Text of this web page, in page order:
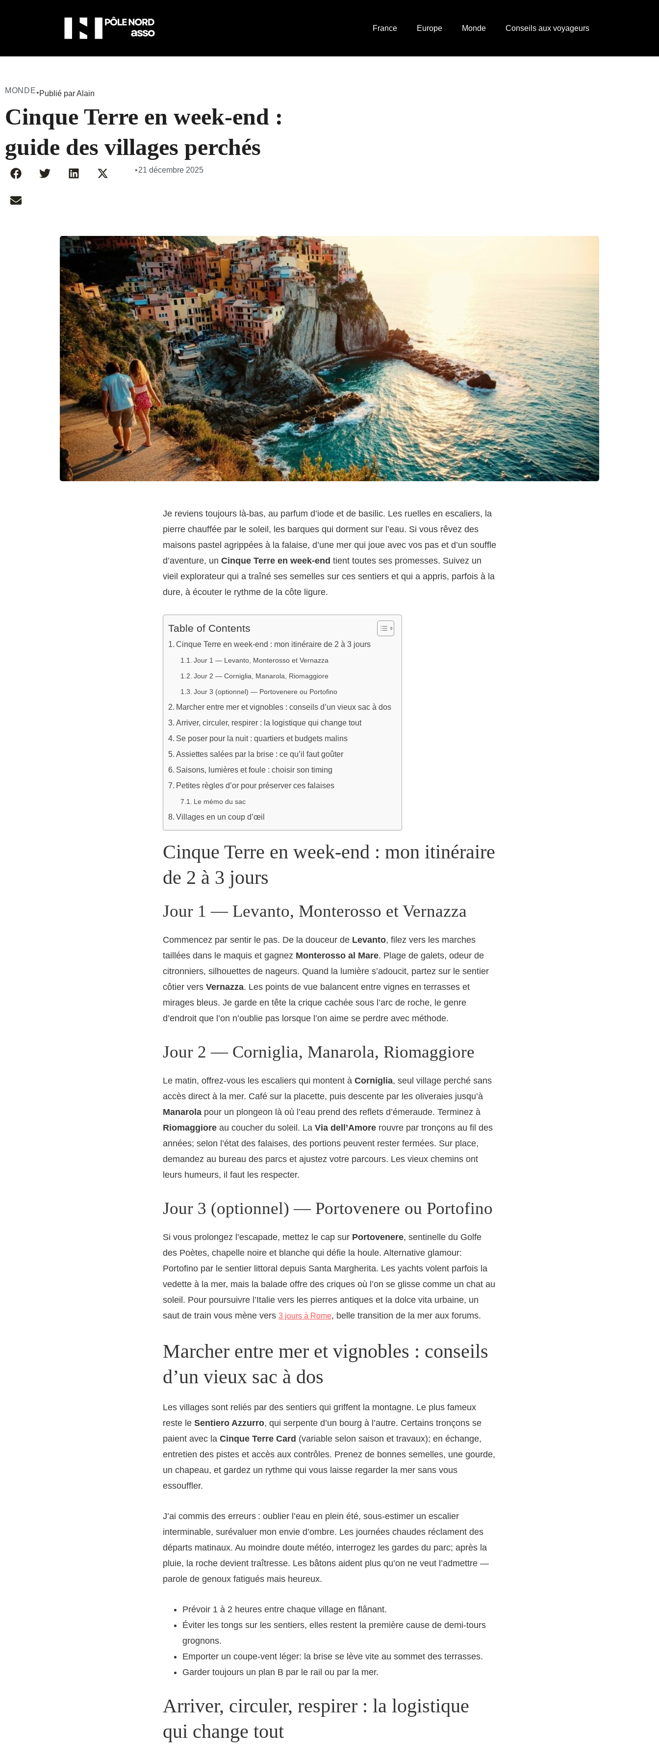
France Europe Monde Conseils aux voyageurs
MONDE•Publié par Alain
Cinque Terre en week-end :
guide des villages perchés
•21 décembre 2025
Je reviens toujours là-bas, au parfum d’iode et de basilic. Les ruelles en escaliers, la
pierre chauffée par le soleil, les barques qui dorment sur l’eau. Si vous rêvez des
maisons pastel agrippées à la falaise, d’une mer qui joue avec vos pas et d’un souffle
d’aventure, un Cinque Terre en week-end tient toutes ses promesses. Suivez un
vieil explorateur qui a traîné ses semelles sur ces sentiers et qui a appris, parfois à la
dure, à écouter le rythme de la côte ligure.
Table of Contents
Cinque Terre en week-end : mon itinéraire de 2 à 3 jours
Jour 1 — Levanto, Monterosso et Vernazza
Jour 2 — Corniglia, Manarola, Riomaggiore
Jour 3 (optionnel) — Portovenere ou Portofino
Marcher entre mer et vignobles : conseils d’un vieux sac à dos
Arriver, circuler, respirer : la logistique qui change tout
Se poser pour la nuit : quartiers et budgets malins
Assiettes salées par la brise : ce qu’il faut goûter
Saisons, lumières et foule : choisir son timing
Petites règles d’or pour préserver ces falaises
Le mémo du sac
Villages en un coup d’œil
Cinque Terre en week-end : mon itinéraire
de 2 à 3 jours
Jour 1 — Levanto, Monterosso et Vernazza
Commencez par sentir le pas. De la douceur de Levanto, filez vers les marches
taillées dans le maquis et gagnez Monterosso al Mare. Plage de galets, odeur de
citronniers, silhouettes de nageurs. Quand la lumière s’adoucit, partez sur le sentier
côtier vers Vernazza. Les points de vue balancent entre vignes en terrasses et
mirages bleus. Je garde en tête la crique cachée sous l’arc de roche, le genre
d’endroit que l’on n’oublie pas lorsque l’on aime se perdre avec méthode.
Jour 2 — Corniglia, Manarola, Riomaggiore
Le matin, offrez-vous les escaliers qui montent à Corniglia, seul village perché sans
accès direct à la mer. Café sur la placette, puis descente par les oliveraies jusqu’à
Manarola pour un plongeon là où l’eau prend des reflets d’émeraude. Terminez à
Riomaggiore au coucher du soleil. La Via dell’Amore rouvre par tronçons au fil des
années; selon l’état des falaises, des portions peuvent rester fermées. Sur place,
demandez au bureau des parcs et ajustez votre parcours. Les vieux chemins ont
leurs humeurs, il faut les respecter.
Jour 3 (optionnel) — Portovenere ou Portofino
Si vous prolongez l’escapade, mettez le cap sur Portovenere, sentinelle du Golfe
des Poètes, chapelle noire et blanche qui défie la houle. Alternative glamour:
Portofino par le sentier littoral depuis Santa Margherita. Les yachts volent parfois la
vedette à la mer, mais la balade offre des criques où l’on se glisse comme un chat au
soleil. Pour poursuivre l’Italie vers les pierres antiques et la dolce vita urbaine, un
saut de train vous mène vers 3 jours à Rome, belle transition de la mer aux forums.
Marcher entre mer et vignobles : conseils
d’un vieux sac à dos
Les villages sont reliés par des sentiers qui griffent la montagne. Le plus fameux
reste le Sentiero Azzurro, qui serpente d’un bourg à l’autre. Certains tronçons se
paient avec la Cinque Terre Card (variable selon saison et travaux); en échange,
entretien des pistes et accès aux contrôles. Prenez de bonnes semelles, une gourde,
un chapeau, et gardez un rythme qui vous laisse regarder la mer sans vous
essouffler.
J’ai commis des erreurs : oublier l’eau en plein été, sous-estimer un escalier
interminable, surévaluer mon envie d’ombre. Les journées chaudes réclament des
départs matinaux. Au moindre doute météo, interrogez les gardes du parc; après la
pluie, la roche devient traîtresse. Les bâtons aident plus qu’on ne veut l’admettre —
parole de genoux fatigués mais heureux.
Prévoir 1 à 2 heures entre chaque village en flânant.
Éviter les tongs sur les sentiers, elles restent la première cause de demi-tours
grognons.
Emporter un coupe-vent léger: la brise se lève vite au sommet des terrasses.
Garder toujours un plan B par le rail ou par la mer.
Arriver, circuler, respirer : la logistique
qui change tout